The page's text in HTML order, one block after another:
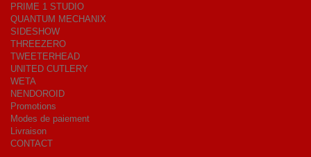
PRIME 1 STUDIO
QUANTUM MECHANIX
SIDESHOW
THREEZERO
TWEETERHEAD
UNITED CUTLERY
WETA
NENDOROID
Promotions
Modes de paiement
Livraison
CONTACT